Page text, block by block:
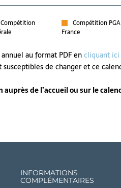
Compétition
Compétition PGA
France
au format PDF encliquant ici
de changer et ce
de l’accueil ou sur le
INFORMATIONS
COMPLÉMENTAIRES